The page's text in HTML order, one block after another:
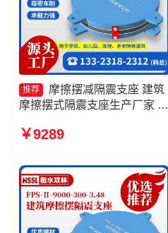
推荐
摩擦摆减隔震支座 建筑
摩擦摆式隔震支座生产厂家 摩
支座FPSII-5000-400-4.11源
￥9289